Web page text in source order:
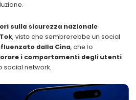
sulla sicurezza nazionale
, visto che sembrerebbe un social
dalla Cina, che lo
i comportamenti degli utenti
social network.